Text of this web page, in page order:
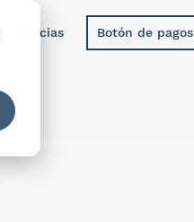
Noticias Botón de pagos